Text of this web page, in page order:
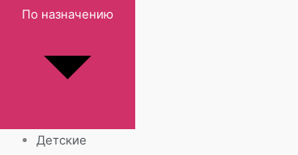
По назначению
Детские